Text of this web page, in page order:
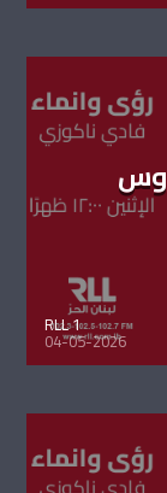
RLL 1
04-05-2026